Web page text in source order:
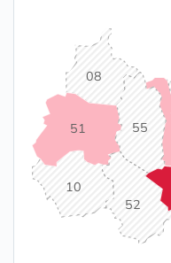
08
10
51
52
55